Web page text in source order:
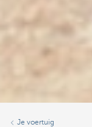
Je voertuig